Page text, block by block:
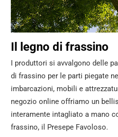
Il legno di frassino
I produttori si avvalgono delle
di frassino per le parti piegate
imbarcazioni, mobili e
negozio online offriamo un
interamente intagliato a mano
frassino, il Presepe Favoloso.